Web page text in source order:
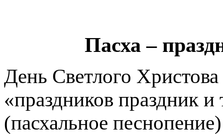
Пасха –
День Светлого
«праздников праздник
(пасхальное